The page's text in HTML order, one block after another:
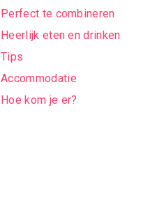
Perfect te combineren
Heerlijk eten en drinken
Tips
Accommodatie
Hoe kom je er?